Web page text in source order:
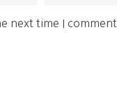
next time I comment.